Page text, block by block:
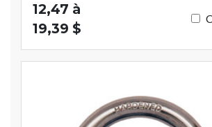
12,47 à
19,39 $